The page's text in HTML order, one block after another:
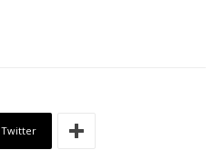
Twitter